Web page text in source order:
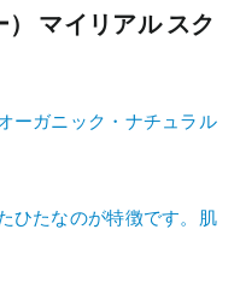
マイリアル スク
ーガニック・ナチュラル
ひたなのが特徴です。肌